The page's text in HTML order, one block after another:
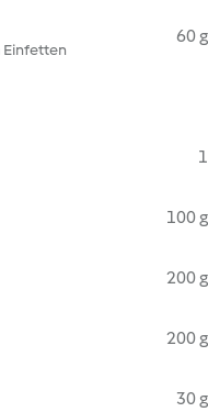
Einfetten
60 g
1
100 g
200 g
200 g
30 g